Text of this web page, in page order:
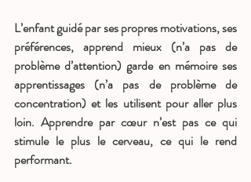
L’enfant guidé par ses propres motivations, ses
préférences, apprend mieux (n’a pas de
problème d’attention) garde en mémoire ses
apprentissages (n’a pas de problème de
concentration) et les utilisent pour aller plus
loin. Apprendre par cœur n’est pas ce qui
stimule le plus le cerveau, ce qui le rend
performant.